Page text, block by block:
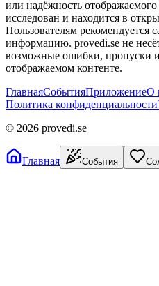
или надёжность отображаемого
исследован и находится в
Пользователям рекомендуется
информацию. provedi.se не
возможные ошибки, пропуски
отображаемом контенте.
ГлавнаяСобытияПриложениеО
Политика конфиденциальности
© 2026 provedi.se
Главная События